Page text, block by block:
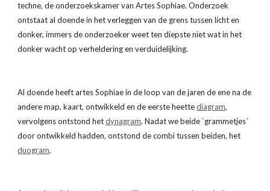
techne, de onderzoekskamer van Artes Sophiae. Onderzoek
ontstaat al doende in het verleggen van de grens tussen licht en
donker, immers de onderzoeker weet ten diepste niet wat in het
donker wacht op verheldering en verduidelijking.
Al doende heeft artes Sophiae in de loop van de jaren de ene na de
andere map, kaart, ontwikkeld en de eerste heette diagram,
vervolgens ontstond het dynagram. Nadat we beide `grammetjes´
door ontwikkeld hadden, ontstond de combi tussen beiden, het
duogram.